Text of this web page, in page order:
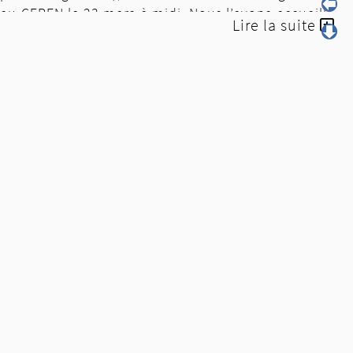
CEREN le 23 mars à midi. Nous l’avons accueilli
Lire la suite